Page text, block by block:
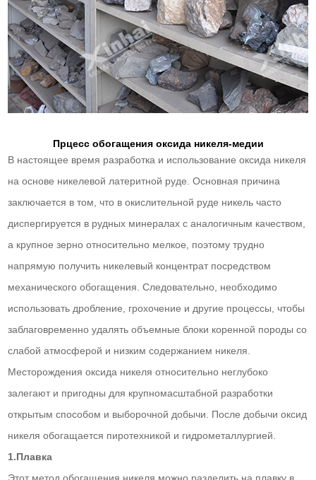
Прцесс обогащения оксида никеля-медии
В настоящее время разработка и использование оксида никеля
на основе никелевой латеритной руде. Основная причина
заключается в том, что в окислительной руде никель часто
диспергируется в рудных минералах с аналогичным качеством,
а крупное зерно относительно мелкое, поэтому трудно
напрямую получить никелевый концентрат посредством
механического обогащения. Следовательно, необходимо
использовать дробление, грохочение и другие процессы, чтобы
заблаговременно удалять объемные блоки коренной породы со
слабой атмосферой и низким содержанием никеля.
Месторождения оксида никеля относительно неглубоко
залегают и пригодны для крупномасштабной разработки
открытым способом и выборочной добычи. После добычи оксид
никеля обогащается пиротехникой и гидрометаллургией.
1.Плавка
Этот метод обогащения никеля можно разделить на плавку в